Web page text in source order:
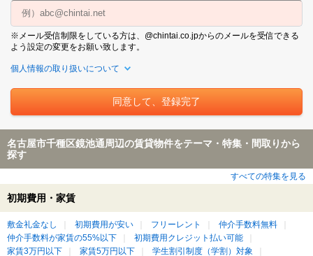
※メール受信制限をしている方は、@chintai.co.jpからのメールを受信できる
よう設定の変更をお願い致します。
個人情報の取り扱いについて
名古屋市千種区鏡池通周辺の賃貸物件をテーマ・特集・間取りから
探す
すべての特集を見る
初期費用・家賃
敷金礼金なし 初期費用が安い フリーレント
仲介手数料無料
仲介手数料が家賃の55%以下
初期費用クレジット払い可能
家賃3万円以下
家賃5万円以下 学生割引制度（学割）対象